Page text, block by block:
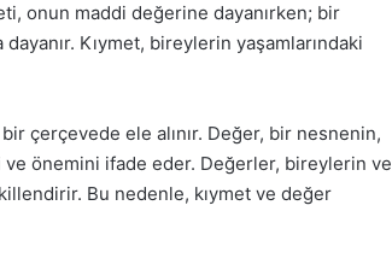
onun maddi değerine dayanırken; bir
Kıymet, bireylerin yaşamlarındaki
çerçevede ele alınır. Değer, bir nesnenin,
önemini ifade eder. Değerler, bireylerin ve
Bu nedenle, kıymet ve değer